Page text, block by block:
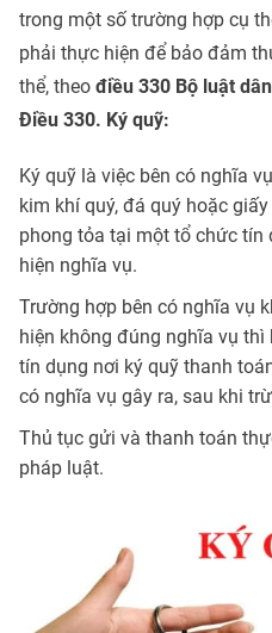
trong một số trường hợp cụ
phải thực hiện để bảo đảm
thể, theo điều 330 Bộ luật
Điều 330. Ký quỹ:
Ký quỹ là việc bên có nghĩa
kim khí quý, đá quý hoặc
phong tỏa tại một tổ chức
hiện nghĩa vụ.
Trường hợp bên có nghĩa vụ
hiện không đúng nghĩa vụ
tín dụng nơi ký quỹ thanh
có nghĩa vụ gây ra, sau khi
Thủ tục gửi và thanh toán
pháp luật.